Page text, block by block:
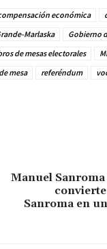
económica
Marlaska Gobierno
de mesas electorales
mesa referéndum
Manuel
Sanroma en